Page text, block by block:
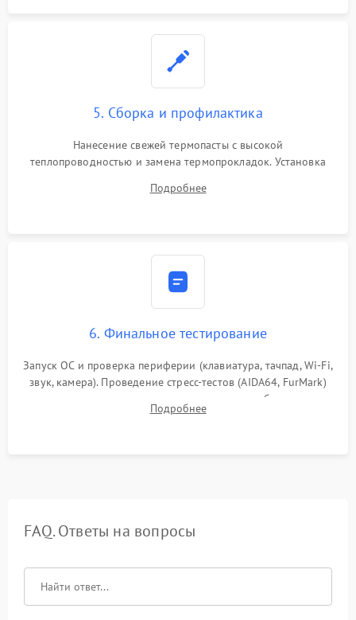
5. Сборка и профилактика
Нанесение свежей термопасты с высокой
теплопроводностью и замена термопрокладок. Установка
шлейфов, модулей памяти и накопителей. Предварительная
Подробнее
6. Финальное тестирование
Запуск ОС и проверка периферии (клавиатура, тачпад, Wi-Fi,
звук, камера). Проведение стресс-тестов (AIDA64, FurMark)
для контроля температурного режима и стабильности
системы под пиковой нагрузкой.
Подробнее
FAQ. Ответы на вопросы